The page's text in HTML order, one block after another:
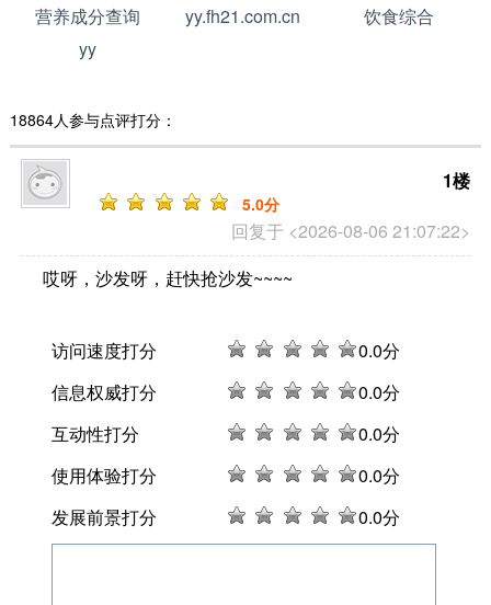
营养成分查询 yy.fh21.com.cn
饮食综合
yy
18864人参与点评打分：
回复于 <2026-08-06 21:07:22>
1楼
5.0分
哎呀，沙发呀，赶快抢沙发~~~~
访问速度打分 0.0分
信息权威打分
0.0分
互动性打分
0.0分
使用体验打分
0.0分
发展前景打分
0.0分